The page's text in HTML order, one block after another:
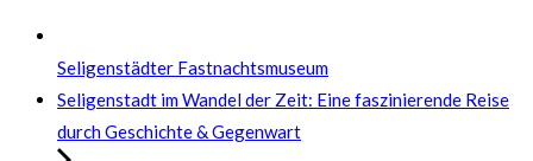
Seligenstädter Fastnachtsmuseum
Seligenstadt im Wandel der Zeit: Eine faszinierende Reise
durch Geschichte & Gegenwart